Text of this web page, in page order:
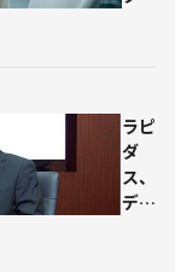
G」
シリ
ーズ
を発
識・
音声
加工
技術
ラピ
ダ
ス、
デー